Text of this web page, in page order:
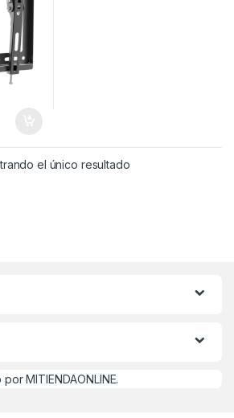
el único resultado
MITIENDAONLINE.